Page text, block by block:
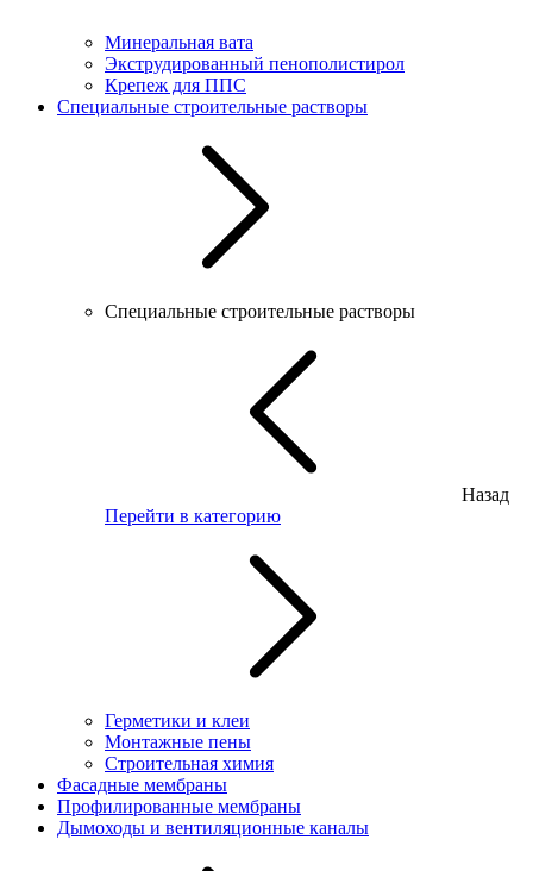
Минеральная вата
Экструдированный пенополистирол
Крепеж для ППС
Специальные строительные растворы
Специальные строительные растворы
Назад
Перейти в категорию
Герметики и клеи
Монтажные пены
Строительная химия
Фасадные мембраны
Профилированные мембраны
Дымоходы и вентиляционные каналы